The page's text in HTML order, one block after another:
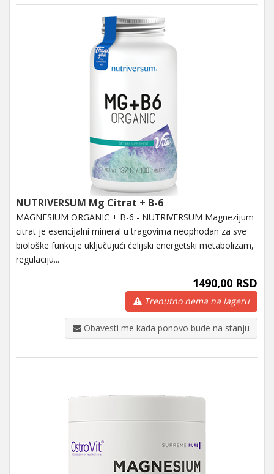
NUTRIVERSUM Mg Citrat + B-6
MAGNESIUM ORGANIC + B-6 - NUTRIVERSUM Magnezijum
citrat je esencijalni mineral u tragovima neophodan za sve
biološke funkcije uključujući ćelijski energetski metabolizam,
regulaciju...
1490,00 RSD
Trenutno nema na lageru
Obavesti me kada ponovo bude na stanju